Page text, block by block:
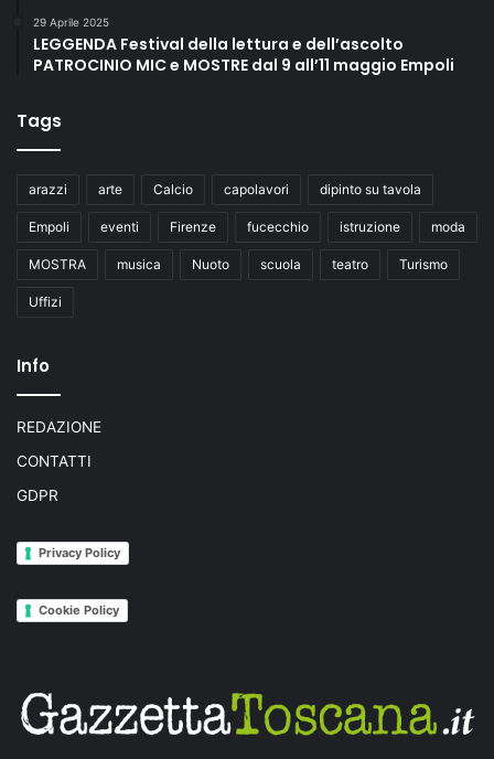
29 Aprile 2025
LEGGENDA Festival della lettura e dell’ascolto
PATROCINIO MIC e MOSTRE dal 9 all’11 maggio Empoli
Tags
arazzi arte Calcio capolavori dipinto su tavola
Empoli eventi Firenze fucecchio istruzione moda
MOSTRA musica Nuoto scuola teatro Turismo
Uffizi
Info
REDAZIONE
CONTATTI
GDPR
Privacy Policy
Cookie Policy